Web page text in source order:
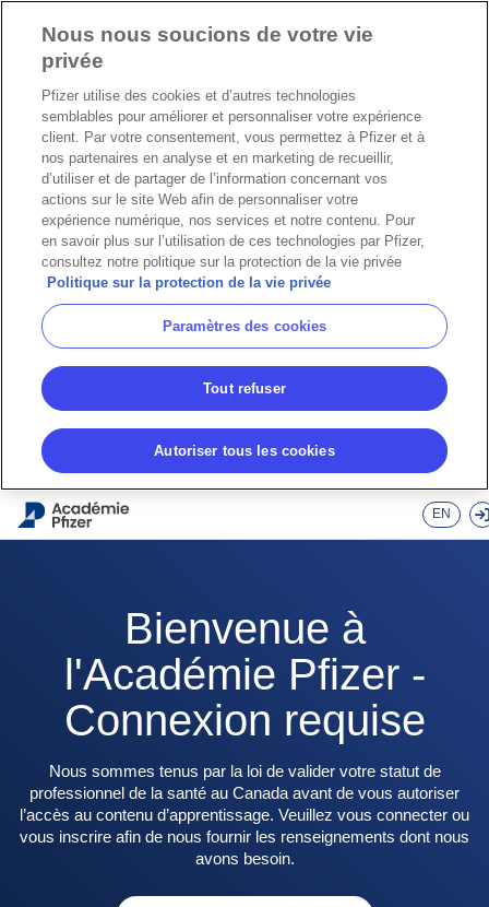
Skip to main content
EN
Bienvenue à
l'Académie Pfizer -
Connexion requise
Nous sommes tenus par la loi de valider votre statut de
professionnel de la santé au Canada avant de vous autoriser
l’accès au contenu d’apprentissage. Veuillez vous connecter ou
vous inscrire afin de nous fournir les renseignements dont nous
avons besoin.
Nous nous soucions de votre vie
privée
Pfizer utilise des cookies et d’autres technologies
semblables pour améliorer et personnaliser votre expérience
client. Par votre consentement, vous permettez à Pfizer et à
nos partenaires en analyse et en marketing de recueillir,
d’utiliser et de partager de l’information concernant vos
actions sur le site Web afin de personnaliser votre
expérience numérique, nos services et notre contenu. Pour
en savoir plus sur l’utilisation de ces technologies par Pfizer,
consultez notre politique sur la protection de la vie privée
Politique sur la protection de la vie privée
Paramètres des cookies
Tout refuser
Autoriser tous les cookies